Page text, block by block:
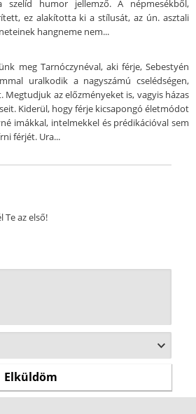
szelíd humor jellemző. A népmesékből,
ez alakította ki a stílusát, az ún. asztali
hangneme nem...
meg Tarnóczynéval, aki férje, Sebestyén
uralkodik a nagyszámú cselédségen,
Megtudjuk az előzményeket is, vagyis házas
Kiderül, hogy férje kicsapongó életmódot
imákkal, intelmekkel és prédikációval sem
férjét. Ura...
Te az első!